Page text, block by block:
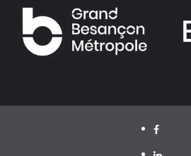
Facebook
LinkedIn